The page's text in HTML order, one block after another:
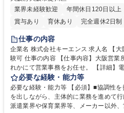
業界未経験歓迎
年間休日120日以上
賞与あり
育休あり 完全週休2日制
土日祝休み
仕事の内容
企業名 株式会社キーエンス 求人名 【大阪・京都・滋賀】営業事務 ※未経
験可 仕事の内容 【仕事内容】大阪営業所、京都営業所、滋賀営業所いず
れかにて営業事務をお任せ。 【詳細】
の作成・カタログ送付・来客対応・営
善をお任せ。 【教育制度】ご入社後、育成担当とペアになりながらOJTに
て業務を覚えていただくことが可能で
れているため、スムーズに仕事に慣れ
必要な経験・能力等
必要な経験・能力等 【必須】■協調性
を出しながら、主体的に業務を進めて
派遣業界や保育業界等、メーカー以外